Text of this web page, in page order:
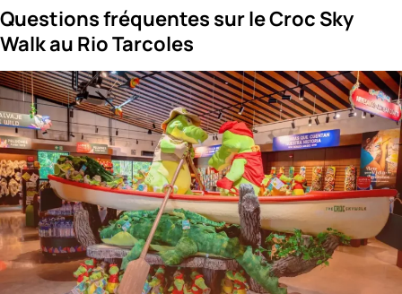
Questions fréquentes sur le Croc Sky
Walk au Rio Tarcoles